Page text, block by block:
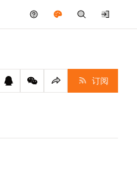
订阅